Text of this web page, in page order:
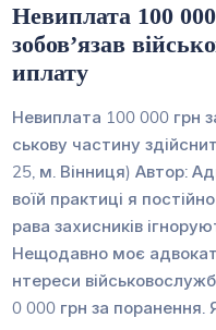
Невиплата 100
зобов’язав
иплату
Невиплата 100 000 грн
ськову частину
25, м. Вінниця) Автор:
воїй практиці я
рава захисників
Нещодавно моє
нтереси
0 000 грн за поранення.